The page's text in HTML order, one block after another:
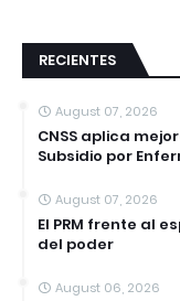
RECIENTES
August 07, 2026
CNSS aplica
Subsidio por
August 07, 2026
El PRM frente al
del poder
August 06, 2026